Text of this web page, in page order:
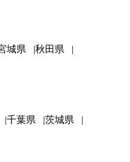
城県
秋田県
千葉県
茨城県